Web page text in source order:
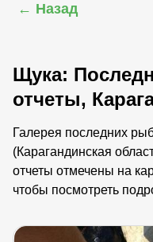
← Назад
Щука:
отчеты,
Галерея последних
(Карагандинская
отчеты отмечены на
чтобы посмотреть